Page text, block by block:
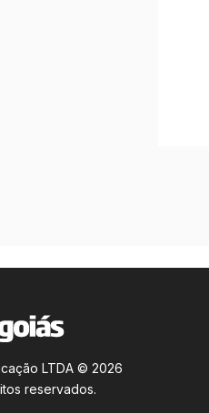
LTDA © 2026
reservados.